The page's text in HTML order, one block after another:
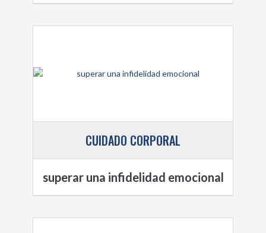
CUIDADO CORPORAL
superar una infidelidad emocional